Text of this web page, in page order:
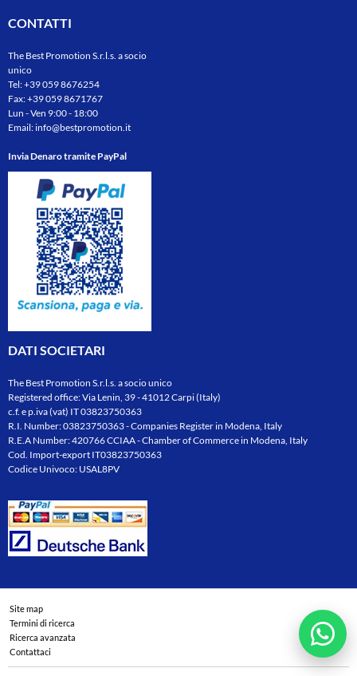
CONTATTI
The Best Promotion S.r.l.s. a socio
unico
Tel:+39 059 8676254
Fax: +39 059 8671767
Lun - Ven 9:00 - 18:00
Email:info@bestpromotion.it
Invia Denaro tramite PayPal
DATI SOCIETARI
The Best Promotion S.r.l.s. a socio unico
Registered office: Via Lenin, 39 - 41012 Carpi (Italy)
c.f. e p.iva (vat) IT 03823750363
R.I. Number: 03823750363 - Companies Register in Modena, Italy
R.E.A Number: 420766 CCIAA - Chamber of Commerce in Modena, Italy
Cod. Import-export IT03823750363
Codice Univoco: USAL8PV
Site map
Termini di ricerca
Ricerca avanzata
Contattaci